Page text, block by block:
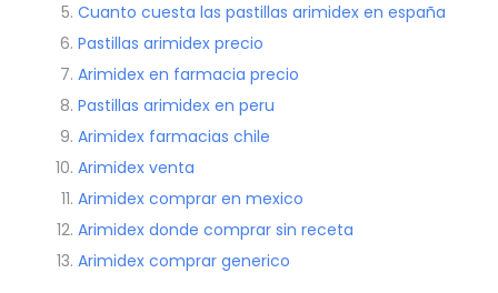
Cuanto cuesta las pastillas arimidex en españa
Pastillas arimidex precio
Arimidex en farmacia precio
Pastillas arimidex en peru
Arimidex farmacias chile
Arimidex venta
Arimidex comprar en mexico
Arimidex donde comprar sin receta
Arimidex comprar generico